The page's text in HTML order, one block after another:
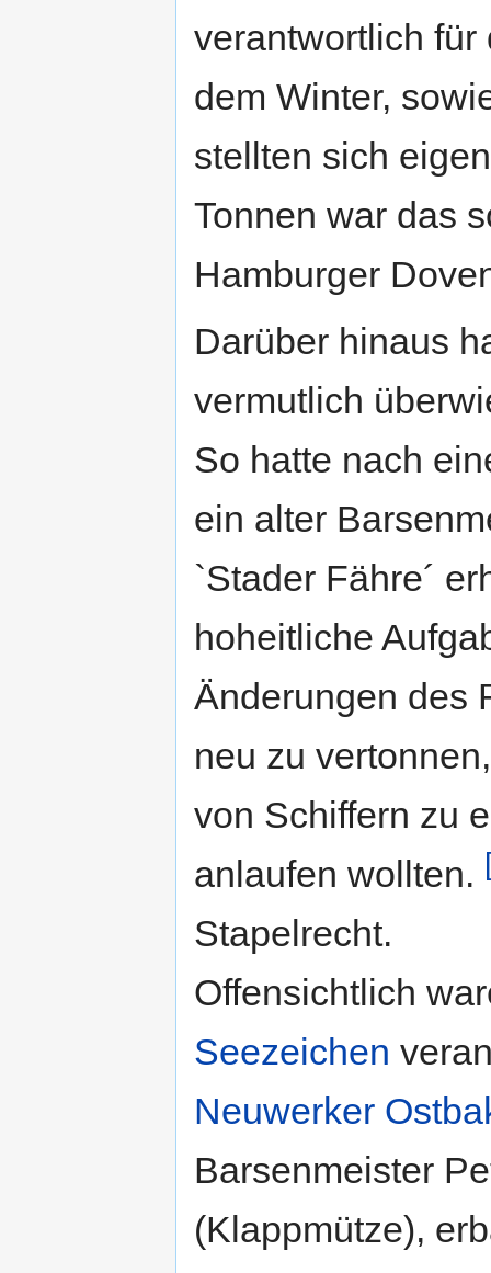
verantwortlich für
dem Winter,
stellten sich
Tonnen war das
Hamburger
Darüber hinaus
vermutlich
So hatte nach
ein alter
`Stader Fähre´
hoheitliche
Änderungen des
neu zu
von Schiffern zu
anlaufen wollten.
Stapelrecht.
Offensichtlich
Seezeichen
Neuwerker
Barsenmeister
(Klappmütze),